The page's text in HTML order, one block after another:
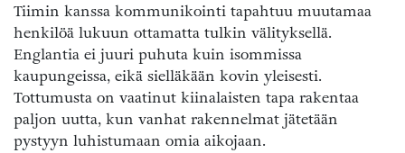
Tiimin kanssa kommunikointi tapahtuu muutamaa
henkilöä lukuun ottamatta tulkin välityksellä.
Englantia ei juuri puhuta kuin isommissa
kaupungeissa, eikä sielläkään kovin yleisesti.
Tottumusta on vaatinut kiinalaisten tapa rakentaa
paljon uutta, kun vanhat rakennelmat jätetään
pystyyn luhistumaan omia aikojaan.